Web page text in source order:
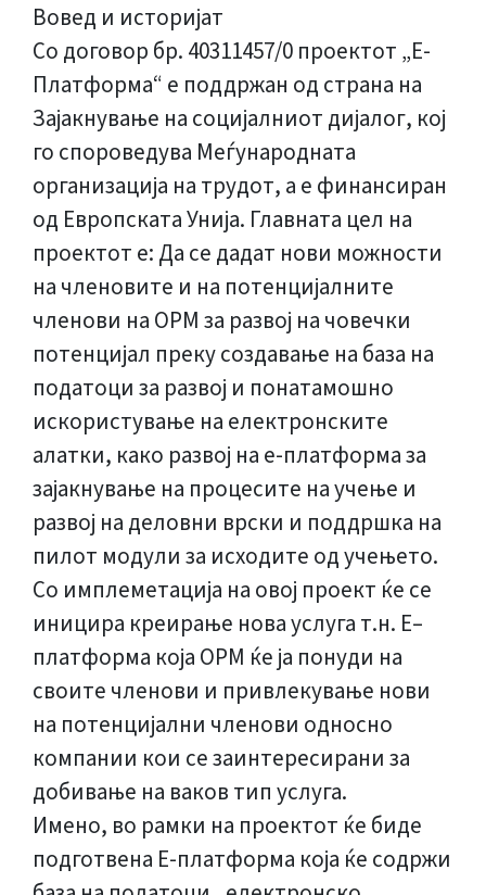
Вовед и историјат
Со договор бр. 40311457/0 проектот „Е-
Платформа“ e поддржан од страна на
Зајакнување на социјалниот дијалог, кој
го спороведува Меѓународната
организација на трудот, а е финансиран
од Европската Унија. Главната цел на
проектот е: Да се дадат нови можности
на членовите и на потенцијалните
членови на ОРМ за развој на човечки
потенцијал преку создавање на база на
податоци за развој и понатамошно
искористување на електронските
алатки, како развој на е-платформа за
зајакнување на процесите на учење и
развој на деловни врски и поддршка на
пилот модули за исходите од учењето.
Со имплеметација на овој проект ќе се
иницира креирање нова услуга т.н. Е–
платформа која ОРМ ќе ја понуди на
своите членови и привлекување нови
на потенцијални членови односно
компании кои се заинтересирани за
добивање на ваков тип услуга.
Имено, во рамки на проектот ќе биде
подготвена Е-платформа која ќе содржи